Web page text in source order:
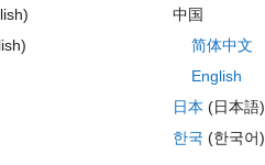
getting pure sine
中国
简体中文
English
日本 (日本語)
한국 (한국어)